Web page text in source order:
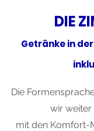
DIE
Getränke in
Die
wir
mit den Komfort-